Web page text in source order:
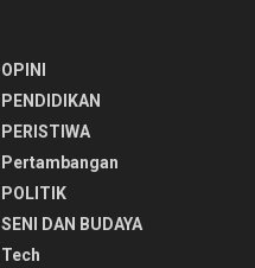
OPINI
PENDIDIKAN
PERISTIWA
Pertambangan
POLITIK
SENI DAN BUDAYA
Tech